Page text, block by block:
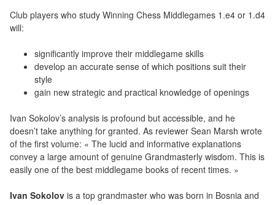
de
cartes
à
Collectionner
(TCG)
Les
Classiques
Pour
les
enfants
Club players who study Winning Chess Middlegames 1.e4 or 1.d4
will:
significantly improve their middlegame skills
develop an accurate sense of which positions suit their
style
gain new strategic and practical knowledge of openings
Ivan Sokolov’s analysis is profound but accessible, and he
doesn’t take anything for granted. As reviewer Sean Marsh wrote
of the first volume: « The lucid and informative explanations
convey a large amount of genuine Grandmasterly wisdom. This is
easily one of the best middlegame books of recent times. »
Ivan Sokolov is a top grandmaster who was born in Bosnia and